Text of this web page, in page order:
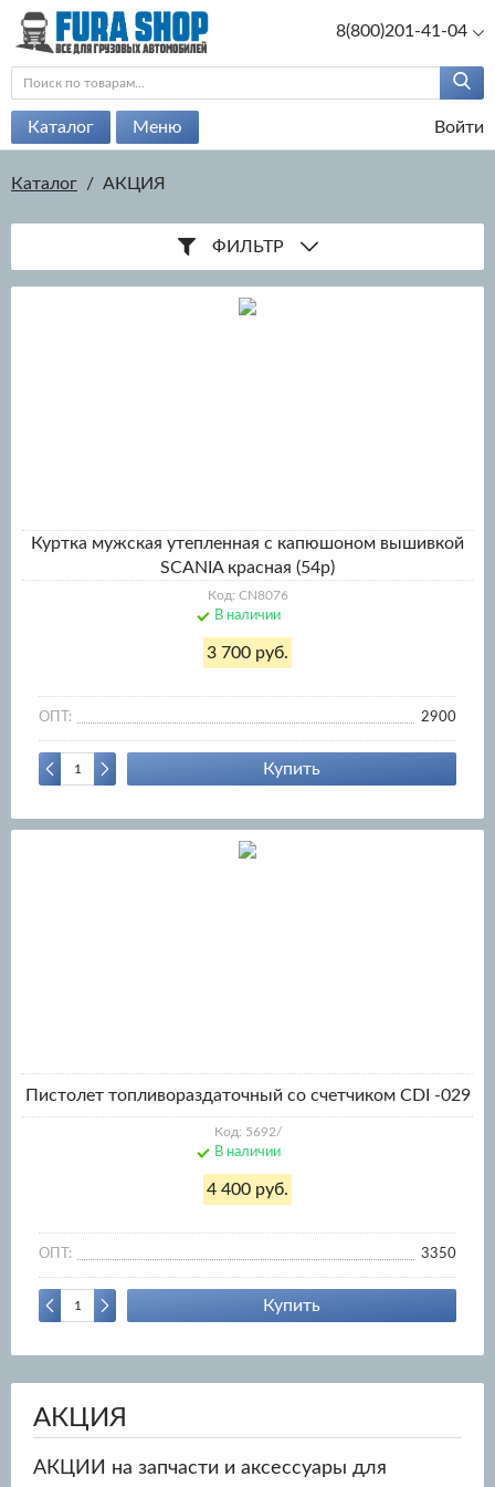
8(800)201-41-04
Каталог Меню Войти
Каталог / АКЦИЯ
ФИЛЬТР
Куртка мужская утепленная с капюшоном вышивкой
SCANIA красная (54р)
Код: CN8076
В наличии
3 700 руб.
ОПТ: 2900
Купить
Пистолет топливораздаточный со счетчиком CDI -029
Код: 5692/
В наличии
4 400 руб.
ОПТ: 3350
Купить
АКЦИЯ
АКЦИИ на запчасти и аксессуары для